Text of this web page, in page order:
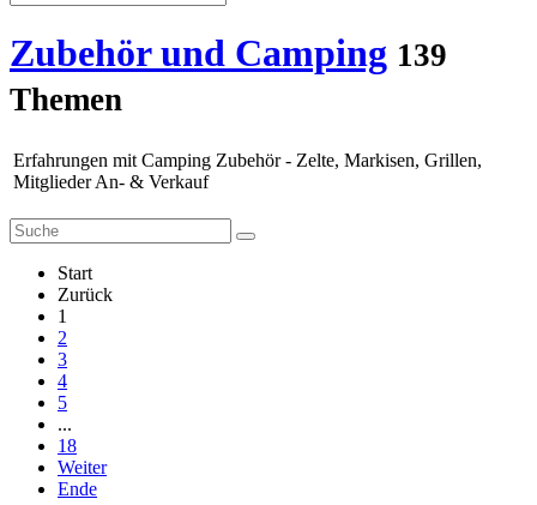
Zubehör und Camping 139
Themen
Erfahrungen mit Camping Zubehör - Zelte, Markisen, Grillen,
Mitglieder An- & Verkauf
Start
Zurück
1
2
3
4
5
...
18
Weiter
Ende